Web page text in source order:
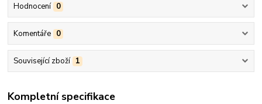
Hodnocení 0
Komentáře 0
Související zboží 1
Kompletní specifikace